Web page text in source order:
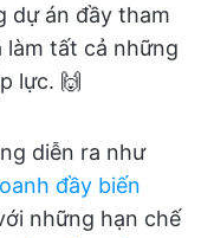
dự án đầy tham
làm tất cả những
lực. 🙌
diễn ra như
đầy biến
những hạn chế